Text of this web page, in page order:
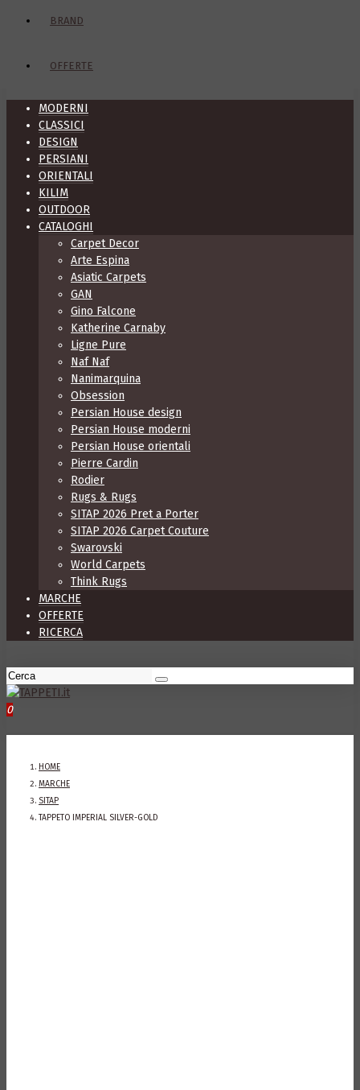
BRAND
OFFERTE
MODERNI
CLASSICI
DESIGN
PERSIANI
ORIENTALI
KILIM
OUTDOOR
CATALOGHI
Carpet Decor
Arte Espina
Asiatic Carpets
GAN
Gino Falcone
Katherine Carnaby
Ligne Pure
Naf Naf
Nanimarquina
Obsession
Persian House design
Persian House moderni
Persian House orientali
Pierre Cardin
Rodier
Rugs & Rugs
SITAP 2026 Pret a Porter
SITAP 2026 Carpet Couture
Swarovski
World Carpets
Think Rugs
MARCHE
OFFERTE
RICERCA
0
HOME
MARCHE
SITAP
TAPPETO IMPERIAL SILVER-GOLD